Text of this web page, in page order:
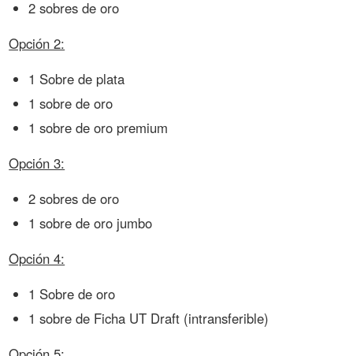
2 sobres de oro
Opción 2:
1 Sobre de plata
1 sobre de oro
1 sobre de oro premium
Opción 3:
2 sobres de oro
1 sobre de oro jumbo
Opción 4:
1 Sobre de oro
1 sobre de Ficha UT Draft (intransferible)